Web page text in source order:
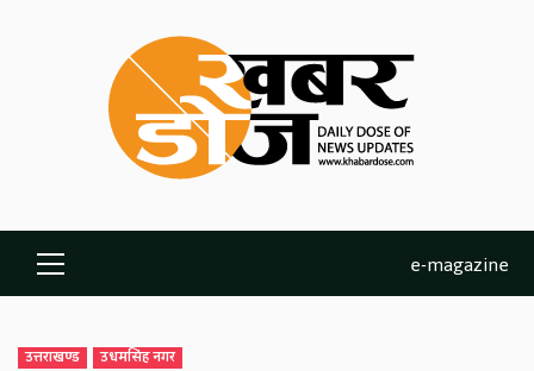
Primary
Menu
e-magazine
उत्तराखण्ड उधमसिंह नगर